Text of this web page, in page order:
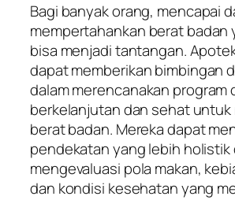
Bagi banyak orang, mencapai
mempertahankan berat badan
bisa menjadi tantangan.
dapat memberikan bimbingan
dalam merencanakan program
berkelanjutan dan sehat untuk
berat badan. Mereka dapat
pendekatan yang lebih holistik
mengevaluasi pola makan,
dan kondisi kesehatan yang